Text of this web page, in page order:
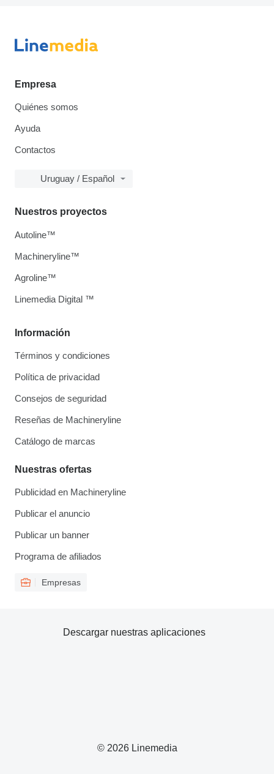
Empresa
Quiénes somos
Ayuda
Contactos
Uruguay / Español
Información
Términos y condiciones
Política de privacidad
Consejos de seguridad
Reseñas de Machineryline
Catálogo de marcas
Nuestras ofertas
Publicidad en Machineryline
Publicar el anuncio
Publicar un banner
Programa de afiliados
Empresas
Nuestros proyectos
Autoline™
Machineryline™
Agroline™
Linemedia Digital ™
© 2026 Linemedia
Descargar nuestras aplicaciones